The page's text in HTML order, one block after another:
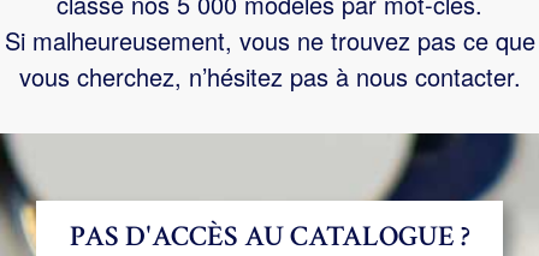
Si malheureusement, vous ne trouvez pas ce que
vous cherchez, n’hésitez pas à nous contacter.
PAS D'ACCÈS AU CATALOGUE ?